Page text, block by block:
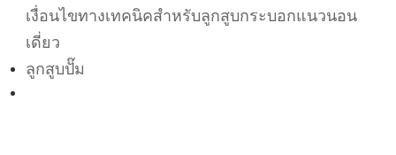
เงื่อนไขทางเทคนิคสำหรับลูกสูบกระบอกแนวนอน
เดี่ยว
ลูกสูบปั๊ม